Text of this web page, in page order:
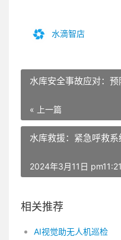
水滴智店
水库安全事故应对：预
« 上一篇
水库救援：紧急呼救
2024年3月11日 pm11:21
相关推荐
AI视觉助无人机巡检